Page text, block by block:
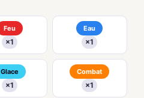
Feu
×1
Eau
×1
Glace
×1
Combat
×1